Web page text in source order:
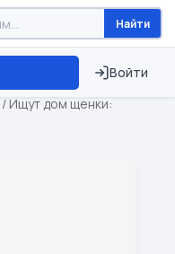
Найти
Войти
⏱ ТОЛЬКО 15 ДНЕЙ
/ Ищут дом щенки: